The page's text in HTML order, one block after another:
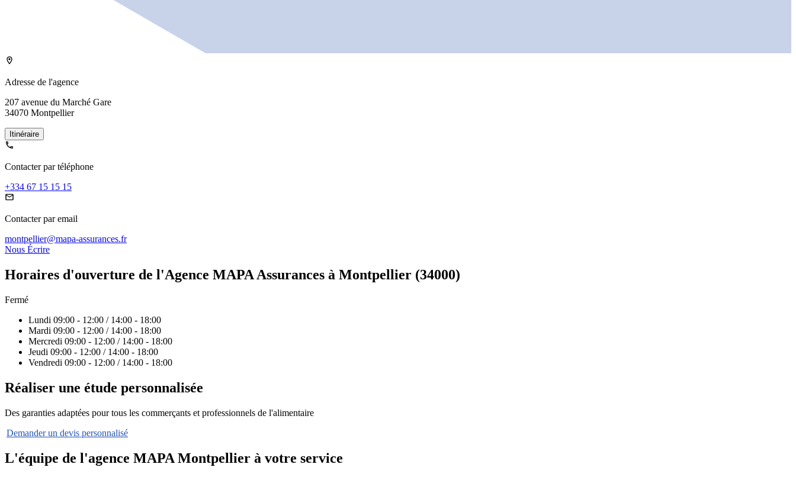
Adresse de l'agence
207 avenue du Marché Gare
34070 Montpellier
Itinéraire
Contacter par téléphone
+334 67 15 15 15
Contacter par email
montpellier@mapa-assurances.fr
Nous Écrire
Horaires d'ouverture de l'Agence MAPA Assurances à Montpellier (34000)
Fermé
Lundi 09:00 - 12:00 / 14:00 - 18:00
Mardi 09:00 - 12:00 / 14:00 - 18:00
Mercredi 09:00 - 12:00 / 14:00 - 18:00
Jeudi 09:00 - 12:00 / 14:00 - 18:00
Vendredi 09:00 - 12:00 / 14:00 - 18:00
Réaliser une étude personnalisée
Des garanties adaptées pour tous les commerçants et professionnels de l'alimentaire
Demander un devis personnalisé
L'équipe de l'agence MAPA Montpellier à votre service